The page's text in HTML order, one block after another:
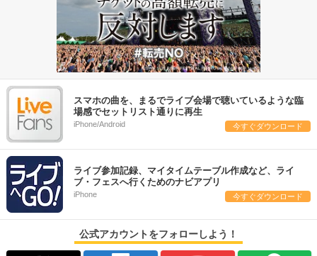
スマホの曲を、まるでライブ会場で聴いているような臨
場感でセットリスト通りに再生
iPhone/Android 今すぐダウンロード
ライブ参加記録、マイタイムテーブル作成など、ライ
ブ・フェスへ行くためのナビアプリ
iPhone 今すぐダウンロード
公式アカウントをフォローしよう！